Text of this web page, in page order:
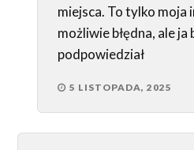
miejsca. To tylko moja
możliwie błędna, ale
podpowiedział
5 LISTOPADA, 2025